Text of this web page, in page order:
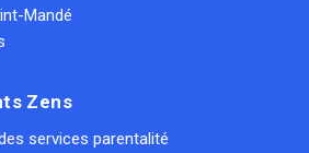
Mandé
Zens
services parentalité